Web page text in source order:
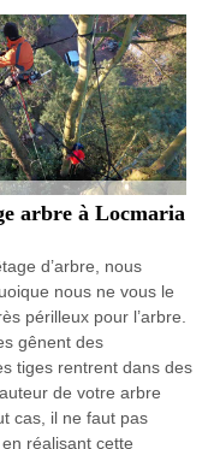
arbre à Locmaria
d’arbre, nous
nous ne vous le
périlleux pour l’arbre.
gênent des
tiges rentrent dans des
de votre arbre
cas, il ne faut pas
réalisant cette